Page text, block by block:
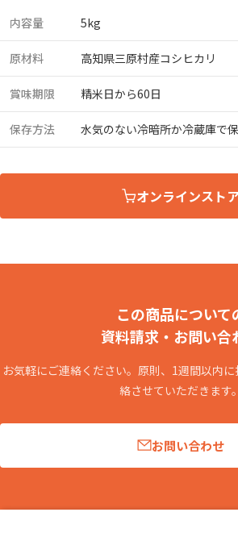
内容量 5kg
原材料 高知県三原村産コシヒカリ
賞味期限 精米日から60日
保存方法 水気のない冷暗所か冷蔵庫で
オンラインスト
この商品について
資料請求・お問い合
お気軽にご連絡ください。原則、1週間以内
絡させていただきます。
お問い合わせ